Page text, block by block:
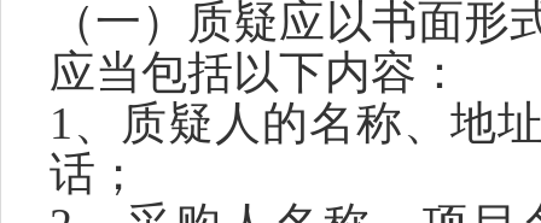
（一）质疑应以书面
应当包括以下内容：
1、质疑人的名称、地
话；